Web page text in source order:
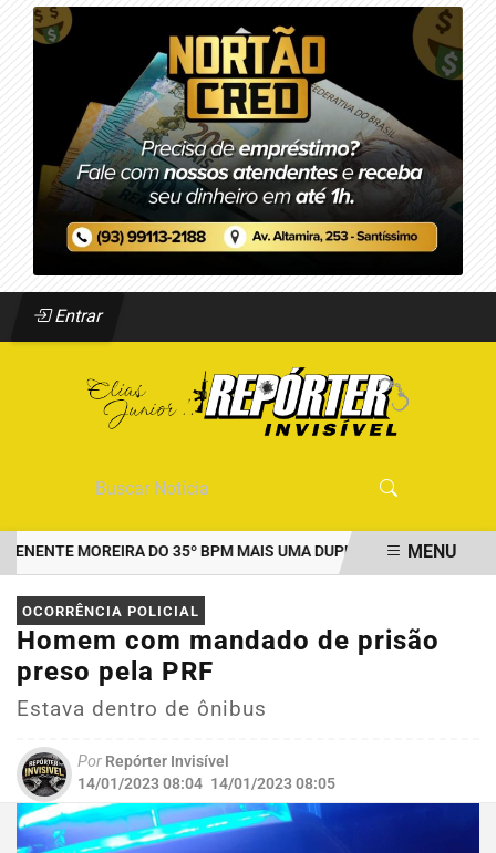
Entrar
MOREIRA DO 35º BPM MAIS UMA DUPLA PRESA POR TRÁFICO
EM ALTA
MENU
OCORRÊNCIA POLICIAL
Homem com mandado de prisão
preso pela PRF
Estava dentro de ônibus
Por Repórter Invisível
14/01/2023 08:04 14/01/2023 08:05